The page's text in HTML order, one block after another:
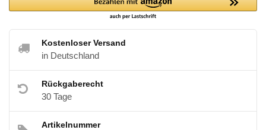
Kostenloser Versand
in Deutschland
Rückgaberecht
30 Tage
Artikelnummer